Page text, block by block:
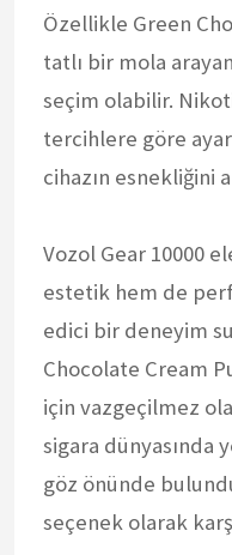
Özellikle Green
tatlı bir mola
seçim olabilir.
tercihlere göre
cihazın esnekliğini
Vozol Gear 10000
estetik hem de
edici bir deneyim
Chocolate Cream
için vazgeçilmez
sigara dünyasında
göz önünde
seçenek olarak